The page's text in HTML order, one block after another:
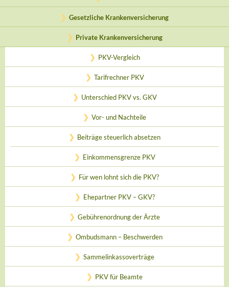
Gesetzliche Krankenversicherung
Private Krankenversicherung
PKV-Vergleich
Tarifrechner PKV
Unterschied PKV vs. GKV
Vor- und Nachteile
Beiträge steuerlich absetzen
Einkommensgrenze PKV
Für wen lohnt sich die PKV?
Ehepartner PKV – GKV?
Gebührenordnung der Ärzte
Ombudsmann – Beschwerden
Sammelinkassoverträge
PKV für Beamte